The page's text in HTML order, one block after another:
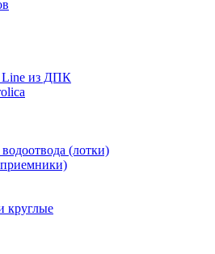
Line из ДПК
(лотки)
круглые